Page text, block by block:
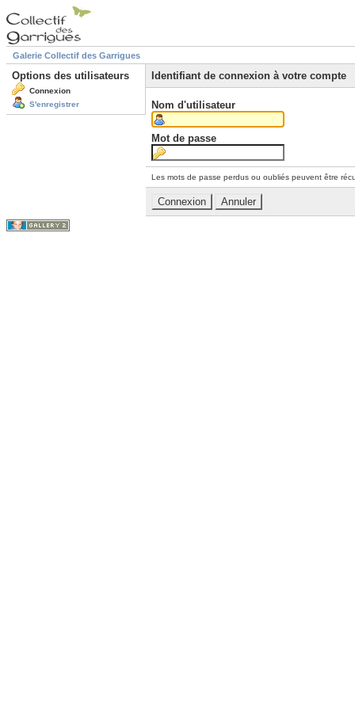
Galerie Collectif des Garrigues
Options des utilisateurs
Connexion
S'enregistrer
Identifiant de connexion à votre compte
Nom d'utilisateur
Mot de passe
Les mots de passe perdus ou oubliés peuvent être